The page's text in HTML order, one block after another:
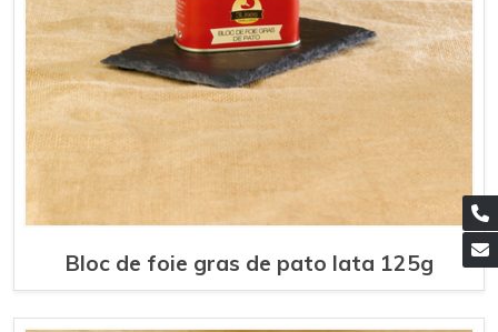
Bloc de foie gras de pato lata 125g